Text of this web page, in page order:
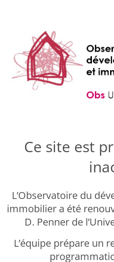
Ce site est
L’Observatoire du
immobilier a été
D. Penner de
L’équipe prépare un